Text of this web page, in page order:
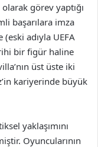
görev yaptığı
başarılara imza
(eski adıyla UEFA
bir figür haline
üst üste iki
kariyerinde büyük
yaklaşımını
Oyuncularının